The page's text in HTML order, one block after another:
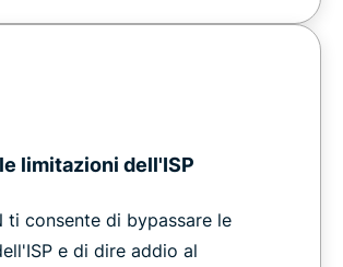
limitazioni dell'ISP
ti consente di bypassare le
e di dire addio al